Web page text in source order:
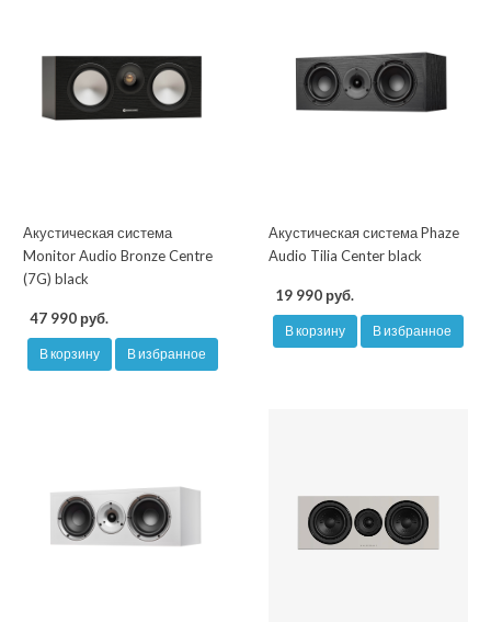
Акустическая система
Monitor Audio Bronze Centre
(7G) black
47 990 руб.
В корзину В избранное
Акустическая система Phaze
Audio Tilia Center black
19 990 руб.
В корзину В избранное